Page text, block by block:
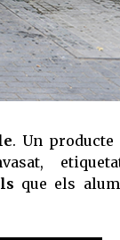
. Un producte
que els